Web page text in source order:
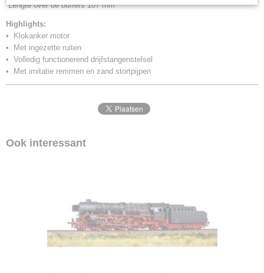
Lengte over de buffers 107 mm
Highlights:
• Klokanker motor
• Met ingezette ruiten
• Volledig functionerend drijfstangenstelsel
• Met imitatie remmen en zand stortpijpen
Ook interessant